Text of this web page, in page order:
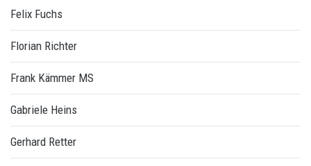
Felix Fuchs
Florian Richter
Frank Kämmer MS
Gabriele Heins
Gerhard Retter